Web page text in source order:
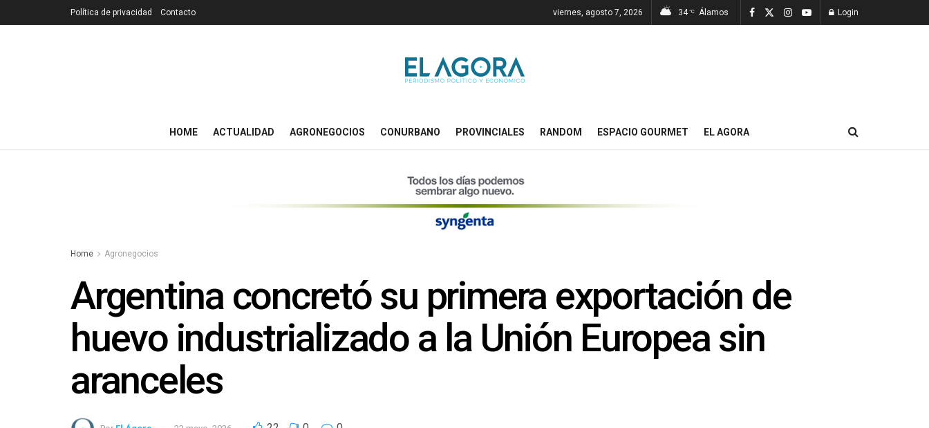
Política de privacidad Contacto viernes, agosto 7, 2026 34 °C Álamos Login
HOME ACTUALIDAD AGRONEGOCIOS CONURBANO PROVINCIALES RANDOM ESPACIO GOURMET EL AGORA
Home Agronegocios
Argentina concretó su primera exportación de
huevo industrializado a la Unión Europea sin
aranceles